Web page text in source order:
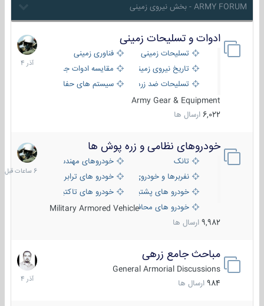
ARMY FORUM - بخش نیروی زمینی
ادوات و تسلیحات زمینی
تسلیحات زمینی
فناوری زمینی
تاریخ نیروی زمینی
مقایسه ادوات جنگی
تسلیحات ضد زره
سیستم های حفاظت فعال
Army Gear & Equipment
6,022 ارسال ها
21
آذر
1404
خودروهای نظامی و زره پوش ها
تانک
خودروهای مهندسی
نفربرها و خودروی های رزمی پیاده نظام
خودرو های ترابری نظامی
خودرو های پشتیبانی آتش ، شناسایی و ضد تانک
خودرو های تاکتیکی نظامی
خودرو های محافظت شدهMilitary Armored Vehicle
9,982 ارسال ها
6
ساعات
قبل
مباحث جامع زرهی
General Armorial Discussions
984 ارسال ها
7
آذر
1404